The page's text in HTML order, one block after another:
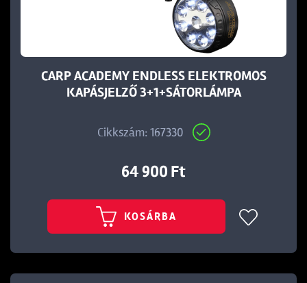
CARP ACADEMY ENDLESS ELEKTROMOS
KAPÁSJELZŐ 3+1+SÁTORLÁMPA
Cikkszám: 167330
64 900 Ft
KOSÁRBA